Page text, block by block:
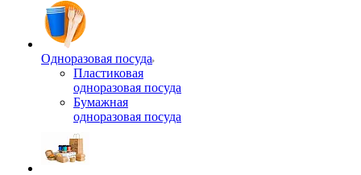
Одноразовая посуда
Пластиковая
одноразовая посуда
Бумажная
одноразовая посуда